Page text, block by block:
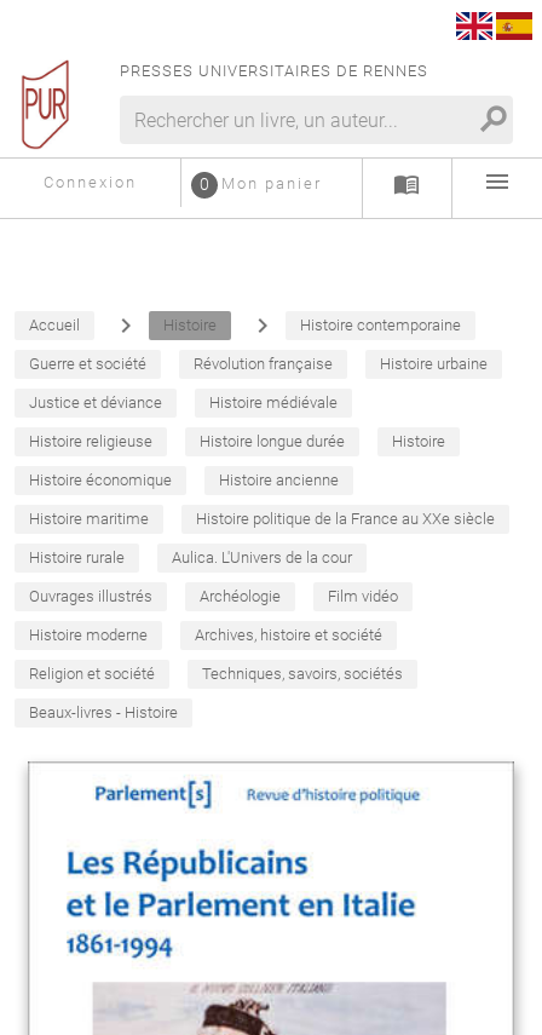
PRESSES UNIVERSITAIRES DE RENNES
search
Connexion Mon panier
0 menu_book menu
Accueil navigate_next Histoire navigate_next Histoire contemporaine
Guerre et société Révolution française Histoire urbaine
Justice et déviance Histoire médiévale
Histoire religieuse Histoire longue durée Histoire
Histoire économique Histoire ancienne
Histoire maritime Histoire politique de la France au XXe siècle
Histoire rurale Aulica. L'Univers de la cour
Ouvrages illustrés Archéologie Film vidéo
Histoire moderne Archives, histoire et société
Religion et société Techniques, savoirs, sociétés
Beaux-livres - Histoire